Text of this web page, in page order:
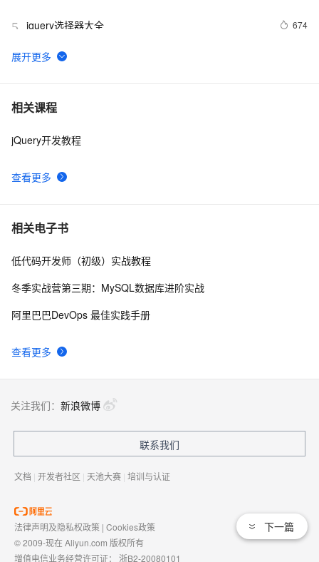
5 jquery选择器大全 674
6
jQuery技术内幕：深入解析jQuery架构设计与实现原
7 jquery 图片滚动特效制作 slide 图片类似窗帘式滚动
8 jQuery使用手册之动态效果(6)
9 Jquery checkbox全选，反选，全不选实例
10
相关课程
查看更多
jQuery开发教程
相关电子书
查看更多
低代码开发师（初级）实战教程
冬季实战营第三期：MySQL数据库进阶实战
阿里巴巴DevOps 最佳实践手册
下一篇
关注我们： 新浪微博
联系我们
文档 | 开发者社区 | 天池大赛 | 培训与认证
法律声明及隐私权政策 | Cookies政策
© 2009-现在 Aliyun.com 版权所有
增值电信业务经营许可证： 浙B2-20080101